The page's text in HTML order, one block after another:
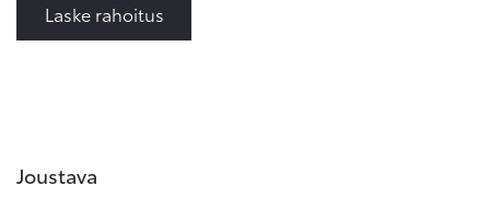
Laske rahoitus
Joustava